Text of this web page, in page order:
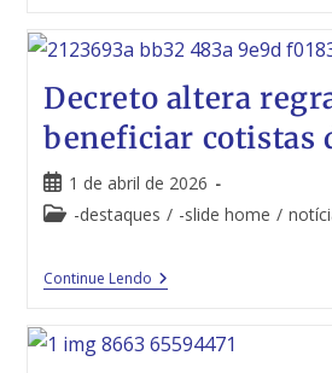
Decreto altera
beneficiar cotistas
1 de abril de 2026
-destaques / -slide home /
Continue Lendo